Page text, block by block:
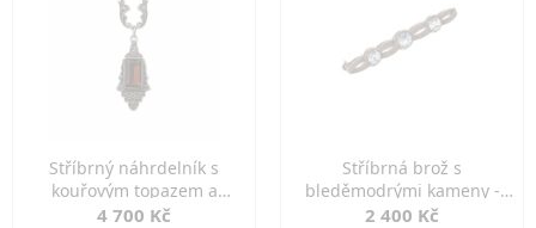
Stříbrný náhrdelník s
kouřovým topazem a
markazity
4 700 Kč
Stříbrná brož s
bleděmodrými kameny -
jemná elegance
2 400 Kč